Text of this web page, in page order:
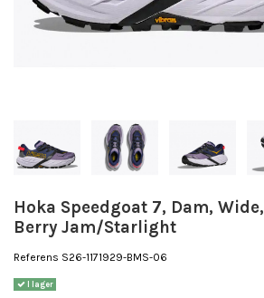
Hoka Speedgoat 7, Dam, Wide,
Berry Jam/Starlight
Referens S26-1171929-BMS-06
I lager